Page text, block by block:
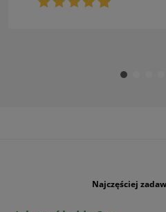
Najczęściej